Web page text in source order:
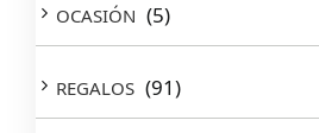
OCASIÓN (5)
REGALOS (91)